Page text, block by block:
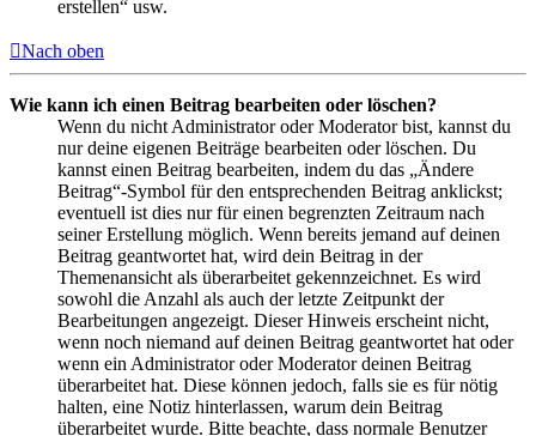
erstellen“ usw.
Nach oben
Wie kann ich einen Beitrag bearbeiten oder löschen?
Wenn du nicht Administrator oder Moderator bist, kannst du
nur deine eigenen Beiträge bearbeiten oder löschen. Du
kannst einen Beitrag bearbeiten, indem du das „Ändere
Beitrag“-Symbol für den entsprechenden Beitrag anklickst;
eventuell ist dies nur für einen begrenzten Zeitraum nach
seiner Erstellung möglich. Wenn bereits jemand auf deinen
Beitrag geantwortet hat, wird dein Beitrag in der
Themenansicht als überarbeitet gekennzeichnet. Es wird
sowohl die Anzahl als auch der letzte Zeitpunkt der
Bearbeitungen angezeigt. Dieser Hinweis erscheint nicht,
wenn noch niemand auf deinen Beitrag geantwortet hat oder
wenn ein Administrator oder Moderator deinen Beitrag
überarbeitet hat. Diese können jedoch, falls sie es für nötig
halten, eine Notiz hinterlassen, warum dein Beitrag
überarbeitet wurde. Bitte beachte, dass normale Benutzer